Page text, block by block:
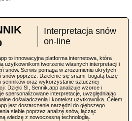
Interpretacja snów
on-line
to innowacyjna platforma internetowa, która
użytkownikom tworzenie własnych interpretacji i
snów. Serwis pomaga w zrozumieniu ukrytych
snów poprzez: Dzielenie się snami, bogatą bazę
senników oraz wykorzystanie sztucznej
Dzięki SI, Sennik.app analizuje wzorce i
spersonalizowane interpretacje, uwzględniając
doświadczenia i kontekst użytkownika. Celem
jest dostarczenie narzędzi do głębszego
siebie poprzez analizę snów, łącząc
wiedzę z nowoczesną technologią.